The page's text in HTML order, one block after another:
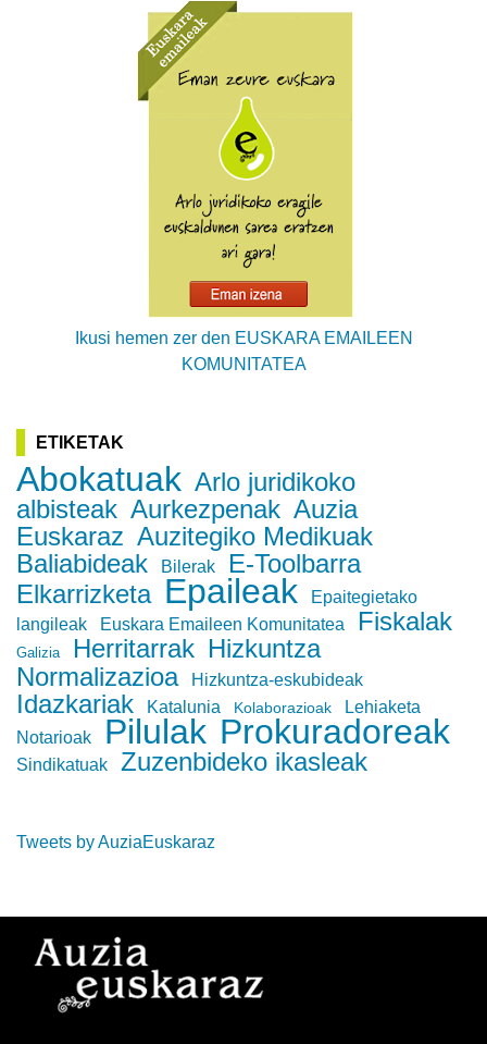
Ikusi hemen zer den EUSKARA EMAILEEN
KOMUNITATEA
ETIKETAK
Abokatuak Arlo juridikoko
albisteak Aurkezpenak Auzia
Euskaraz Auzitegiko Medikuak
Baliabideak
Bilerak
E-Toolbarra
Elkarrizketa Epaileak
Epaitegietako
langileak
Euskara Emaileen Komunitatea Fiskalak
Galizia Herritarrak Hizkuntza
Normalizazioa
Hizkuntza-eskubideak
Idazkariak Katalunia Kolaborazioak
Lehiaketa
Notarioak
Pilulak Prokuradoreak
Sindikatuak Zuzenbideko ikasleak
Tweets by AuziaEuskaraz